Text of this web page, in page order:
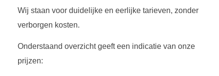
Wij staan voor duidelijke en eerlijke tarieven, zonder
verborgen kosten.
Onderstaand overzicht geeft een indicatie van onze
prijzen: